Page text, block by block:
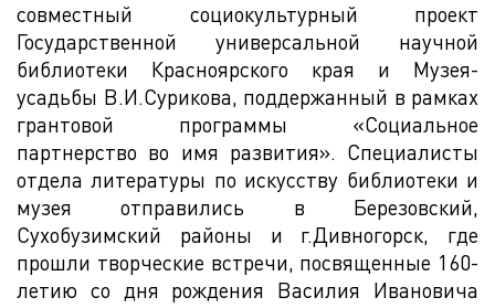
совместный социокультурный проект
Государственной универсальной научной
библиотеки Красноярского края и Музея-
усадьбы В.И.Сурикова, поддержанный в рамках
грантовой программы «Социальное
партнерство во имя развития». Специалисты
отдела литературы по искусству библиотеки и
музея отправились в Березовский,
Сухобузимский районы и г.Дивногорск, где
прошли творческие встречи, посвященные 160-
летию со дня рождения Василия Ивановича